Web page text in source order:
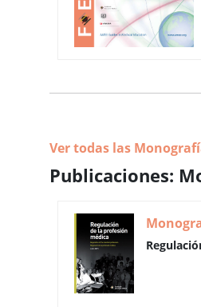
Ver todas las
Publicaciones: